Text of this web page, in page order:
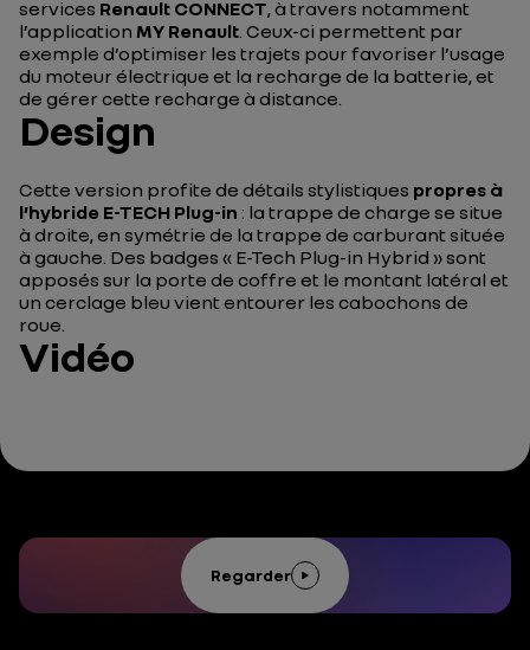
services Renault CONNECT, à travers notamment
l’application MY Renault. Ceux-ci permettent par
exemple d’optimiser les trajets pour favoriser l’usage
du moteur électrique et la recharge de la batterie, et
de gérer cette recharge à distance.
Design
Cette version profite de détails stylistiques propres à
l’hybride E-TECH Plug-in : la trappe de charge se situe
à droite, en symétrie de la trappe de carburant située
à gauche. Des badges « E-Tech Plug-in Hybrid » sont
apposés sur la porte de coffre et le montant latéral et
un cerclage bleu vient entourer les cabochons de
roue.
Vidéo
Regarder